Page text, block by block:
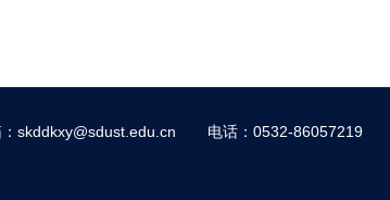
：skddkxy@sdust.edu.cn 电话：0532-86057219